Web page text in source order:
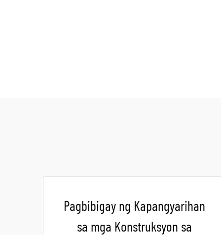
Pagbibigay ng Kapangyarihan
sa mga Konstruksyon sa